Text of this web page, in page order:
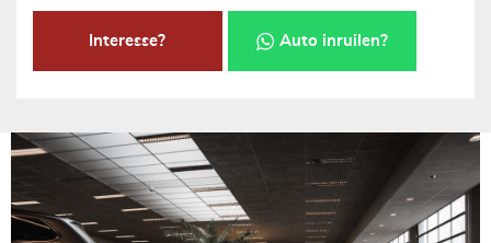
Interesse? Auto inruilen?